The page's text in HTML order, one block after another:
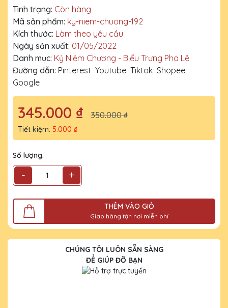
Tình trạng: Còn hàng
Mã sản phẩm: ky-niem-chuong-192
Kích thước: Làm theo yêu cầu
Ngày sản xuất: 01/05/2022
Danh mục: Kỷ Niệm Chương - Biểu Trưng Pha Lê
Đường dẫn: Pinterest Youtube Tiktok Shopee
Google
345.000 ₫ 350.000 ₫
Tiết kiệm: 5.000 ₫
Số lượng:
- +
THÊM VÀO GIỎ
Giao hàng tận nơi miễn phí
CHÚNG TÔI LUÔN SẴN SÀNG
ĐỂ GIÚP ĐỠ BẠN